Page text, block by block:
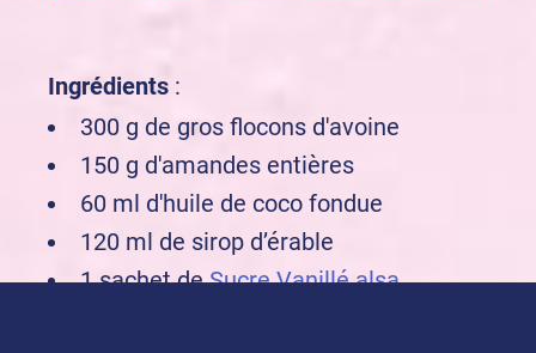
Ingrédients :
300 g de gros flocons d'avoine
150 g d'amandes entières
60 ml d'huile de coco fondue
120 ml de sirop d’érable
1 sachet deSucre Vanillé alsa